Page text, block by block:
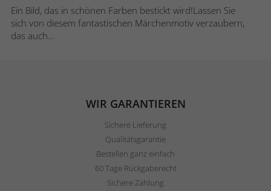
Ein Bild, das in schönen Farben bestickt wird!Lassen Sie
sich von diesem fantastischen Märchenmotiv verzaubern,
das auch...
WIR GARANTIEREN
Sichere Lieferung
Qualitätsgarantie
Bestellen ganz einfach
60 Tage Rückgaberecht
Sichere Zahlung